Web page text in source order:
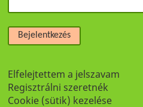
Bejelentkezés
Elfelejtettem a jelszavam
Regisztrálni szeretnék
Cookie (sütik) kezelése